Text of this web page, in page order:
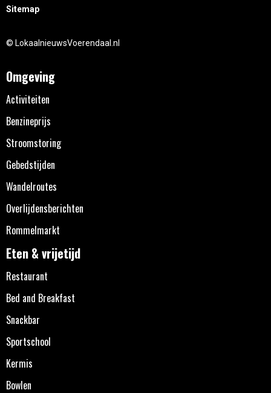
Sitemap
© LokaalnieuwsVoerendaal.nl
Omgeving
Activiteiten
Benzineprijs
Stroomstoring
Gebedstijden
Wandelroutes
Overlijdensberichten
Rommelmarkt
Eten & vrijetijd
Restaurant
Bed and Breakfast
Snackbar
Sportschool
Kermis
Bowlen